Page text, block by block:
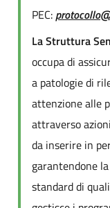
PEC:
La Struttura
occupa di
a patologie di
attenzione alle
attraverso
da inserire in
garantendone
standard di